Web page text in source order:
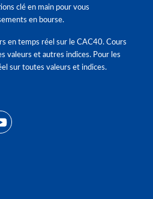
clé en main pour vous
en bourse.
en temps réel sur le CAC40. Cours
valeurs et autres indices. Pour les
sur toutes valeurs et indices.
la conformité avec